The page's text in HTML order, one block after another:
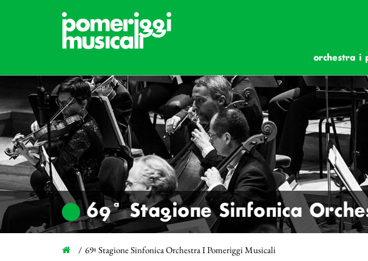
orchestra i
69ª Stagione Sinfonica
69ª Stagione Sinfonica Orchestra I Pomeriggi Musicali